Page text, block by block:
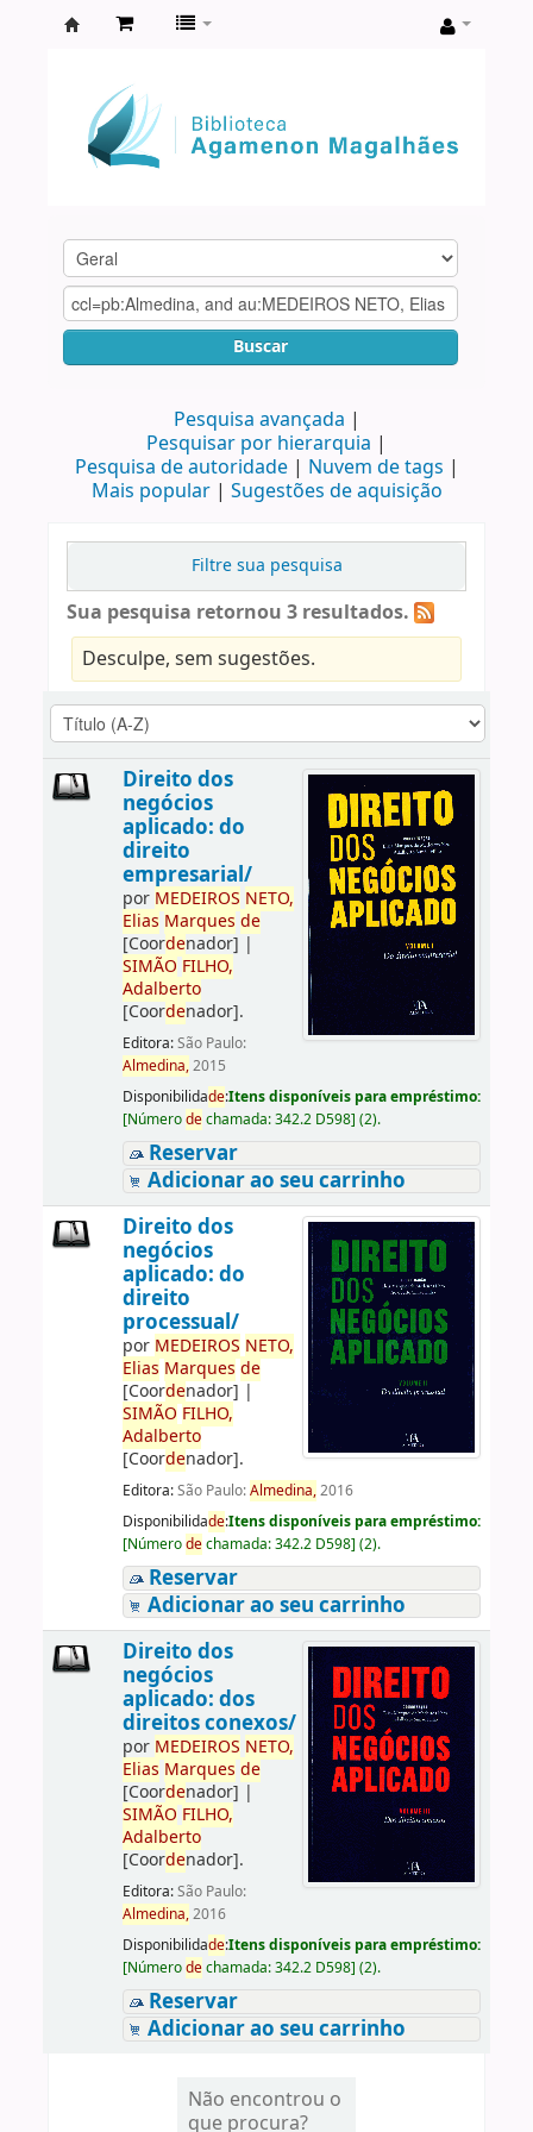
Agamenon
Magalhães
Buscar
Pesquisa avançada
Pesquisar por hierarquia
Pesquisa de autoridade
Nuvem de tags
Mais popular
Sugestões de aquisição
Filtre sua pesquisa
Sua pesquisa retornou 3 resultados.
Desculpe, sem sugestões.
Direito dos
negócios
aplicado: do
direito
empresarial/
por MEDEIROS NETO,
Elias Marques de
[Coordenador] |
SIMÃO FILHO,
Adalberto
[Coordenador].
Editora:São Paulo:
Almedina,2015
Disponibilidade:Itens disponíveis para empréstimo:
[Númerodechamada:342.2 D598] (2).
Reservar
Adicionar ao seu carrinho
Direito dos
negócios
aplicado: do
direito
processual/
por MEDEIROS NETO,
Elias Marques de
[Coordenador] |
SIMÃO FILHO,
Adalberto
[Coordenador].
Editora:São Paulo:Almedina,2016
Disponibilidade:Itens disponíveis para empréstimo:
[Númerodechamada:342.2 D598] (2).
Reservar
Adicionar ao seu carrinho
Direito dos
negócios
aplicado: dos
direitos conexos/
por MEDEIROS NETO,
Elias Marques de
[Coordenador] |
SIMÃO FILHO,
Adalberto
[Coordenador].
Editora:São Paulo:
Almedina,2016
Disponibilidade:Itens disponíveis para empréstimo:
[Númerodechamada:342.2 D598] (2).
Reservar
Adicionar ao seu carrinho
Não encontrou o
que procura?